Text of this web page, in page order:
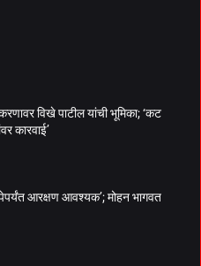
विखे पाटील यांची भूमिका; ‘कट
कारवाई’
आरक्षण आवश्यक’; मोहन भागवत